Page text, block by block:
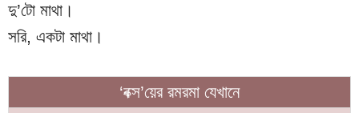
দু’টো মাথা।
সরি, একটা মাথা।
‘বক্স’য়ের রমরমা যেখানে